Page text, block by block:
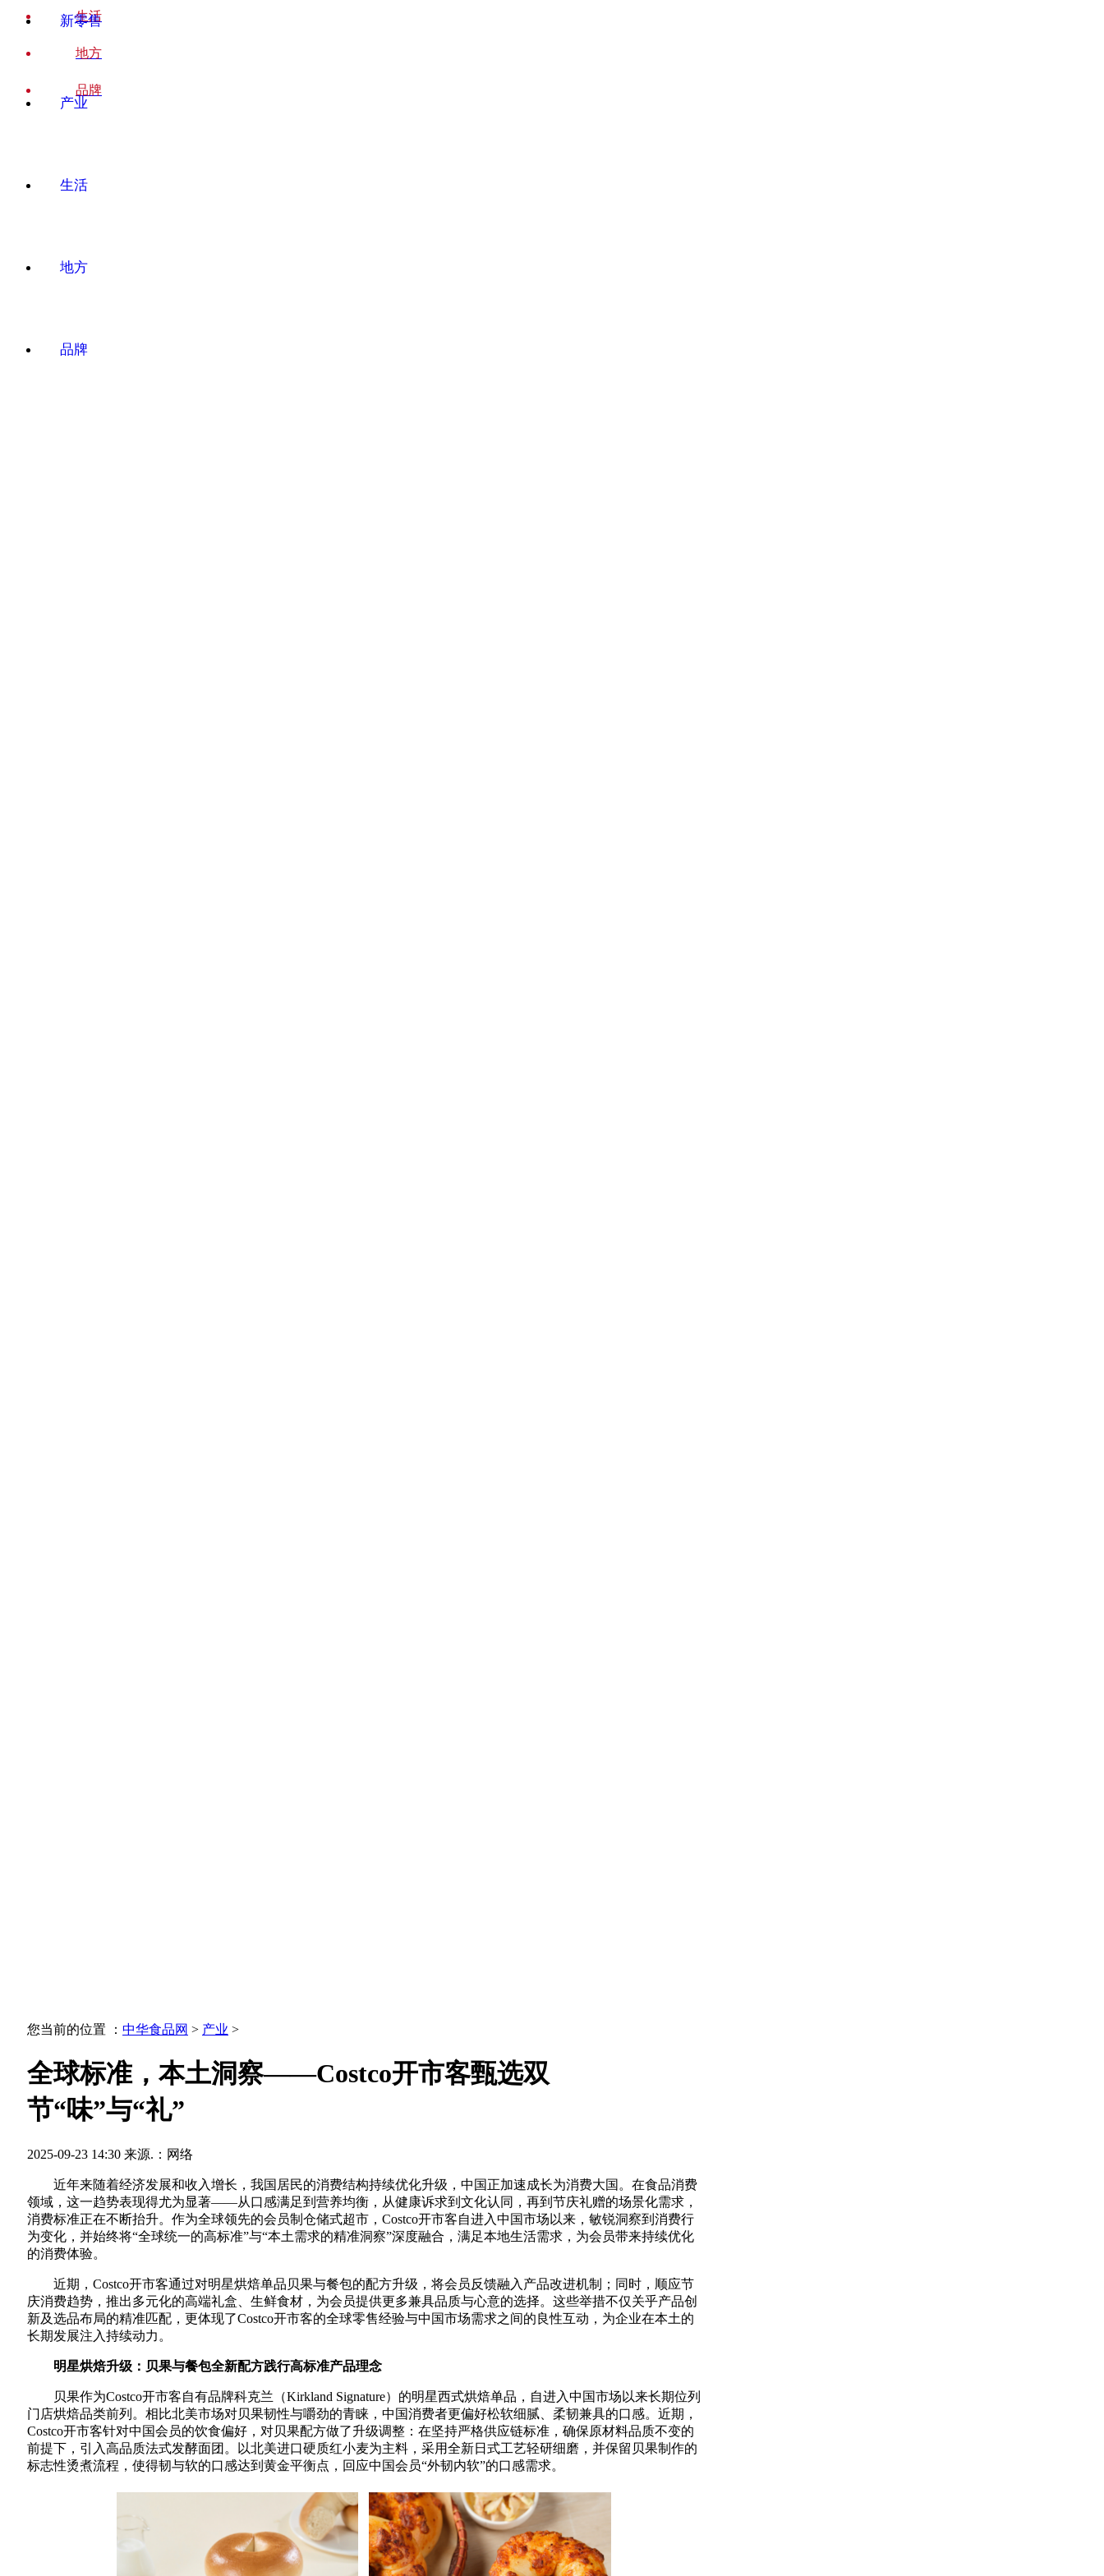
新零售
产业
生活
地方
品牌
生活
地方
品牌
您当前的位置 ： 中华食品网 > 产业 >
全球标准，本土洞察——Costco开市客甄选双
节“味”与“礼”
2025-09-23 14:30 来源.：网络
近年来随着经济发展和收入增长，我国居民的消费结构持续优化升级，中国正加速成长为消费大国。在食品消费
领域，这一趋势表现得尤为显著——从口感满足到营养均衡，从健康诉求到文化认同，再到节庆礼赠的场景化需求，
消费标准正在不断抬升。作为全球领先的会员制仓储式超市，Costco开市客自进入中国市场以来，敏锐洞察到消费行
为变化，并始终将“全球统一的高标准”与“本土需求的精准洞察”深度融合，满足本地生活需求，为会员带来持续优化
的消费体验。
近期，Costco开市客通过对明星烘焙单品贝果与餐包的配方升级，将会员反馈融入产品改进机制；同时，顺应节
庆消费趋势，推出多元化的高端礼盒、生鲜食材，为会员提供更多兼具品质与心意的选择。这些举措不仅关乎产品创
新及选品布局的精准匹配，更体现了Costco开市客的全球零售经验与中国市场需求之间的良性互动，为企业在本土的
长期发展注入持续动力。
明星烘焙升级：贝果与餐包全新配方践行高标准产品理念
贝果作为Costco开市客自有品牌科克兰（Kirkland Signature）的明星西式烘焙单品，自进入中国市场以来长期位列
门店烘焙品类前列。相比北美市场对贝果韧性与嚼劲的青睐，中国消费者更偏好松软细腻、柔韧兼具的口感。近期，
Costco开市客针对中国会员的饮食偏好，对贝果配方做了升级调整：在坚持严格供应链标准，确保原材料品质不变的
前提下，引入高品质法式发酵面团。以北美进口硬质红小麦为主料，采用全新日式工艺轻研细磨，并保留贝果制作的
标志性烫煮流程，使得韧与软的口感达到黄金平衡点，回应中国会员“外韧内软”的口感需求。